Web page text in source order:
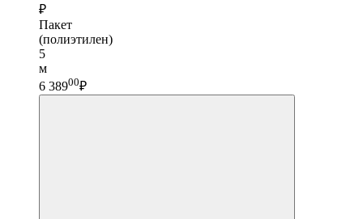
₽
Пакет
(полиэтилен)
5
м
6 38900₽